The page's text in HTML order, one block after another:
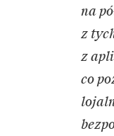
na
z
z
co